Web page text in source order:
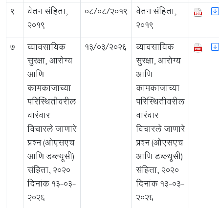
9
वेतन संहिता,
२०१९
08/08/2019 वेतन संहिता,
२०१९
7
व्यावसायिक
सुरक्षा, आरोग्य
आणि
कामकाजाच्या
परिस्थितीवरील
वारंवार
विचारले जाणारे
प्रश्न (ओएसएच
आणि डब्ल्यूसी)
संहिता, 2020
दिनांक 13-03-
2026
13/03/2026 व्यावसायिक
सुरक्षा, आरोग्य
आणि
कामकाजाच्या
परिस्थितीवरील
वारंवार
विचारले जाणारे
प्रश्न (ओएसएच
आणि डब्ल्यूसी)
संहिता, 2020
दिनांक 13-03-
2026